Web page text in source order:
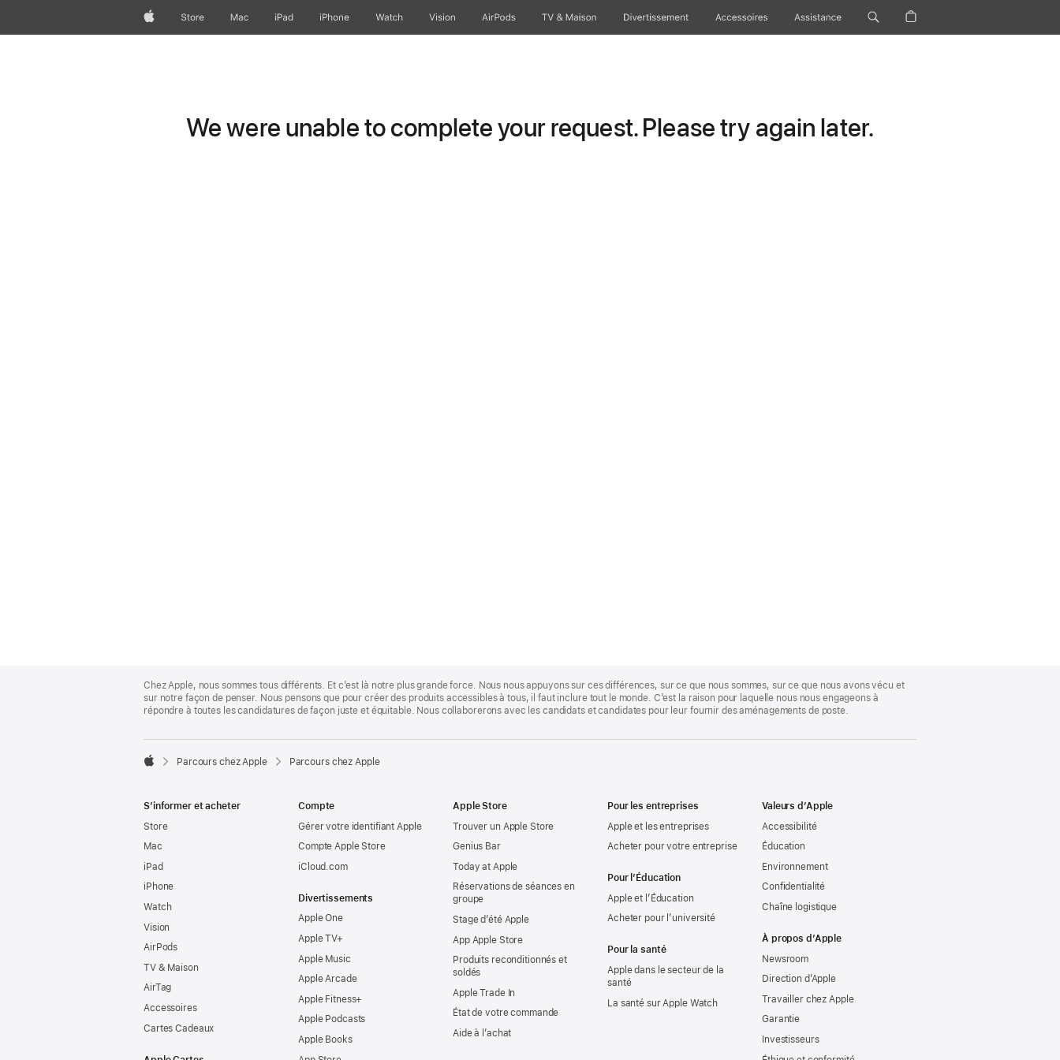
AppleStore Mac iPad iPhone Watch Vision AirPods TV & Maison Divertissements Accessoires Assistance
We were unable to complete your request. Please try again later.
Footer
Chez Apple, nous sommes tous différents. Et c’est là notre plus grande force. Nous nous appuyons sur ces différences, sur ce que nous sommes, sur ce que nous avons vécu et
sur notre façon de penser. Nous pensons que pour créer des produits accessibles à tous, il faut inclure tout le monde. C’est la raison pour laquelle nous nous engageons à
répondre à toutes les candidatures de façon juste et équitable. Nous collaborerons avec les candidats et candidates pour leur fournir des aménagements de poste.

Parcours chez Apple Parcours chez Apple
S’informer et acheter
Store
Mac
iPad
iPhone
Watch
Vision
AirPods
TV & Maison
AirTag
Accessoires
Cartes Cadeaux
Compte
Gérer votre identifiant Apple
Compte Apple Store
iCloud.com
Divertissements
Apple One
Apple TV+
Apple Music
Apple Arcade
Apple Fitness+
Apple Podcasts
Apple Books
Apple Store
Trouver un Apple Store
Genius Bar
Today at Apple
Réservations de séances en
groupe
Stage d’été Apple
App Apple Store
Produits reconditionnés et
soldés
Apple Trade In
État de votre commande
Aide à l’achat
Pour les entreprises
Apple et les entreprises
Acheter pour votre entreprise
Pour l’Éducation
Apple et l’Éducation
Acheter pour l’université
Pour la santé
Apple dans le secteur de la
santé
La santé sur Apple Watch
Valeurs d’Apple
Accessibilité
Éducation
Environnement
Confidentialité
Chaîne logistique
À propos d’Apple
Newsroom
Direction d’Apple
Travailler chez Apple
Garantie
Investisseurs